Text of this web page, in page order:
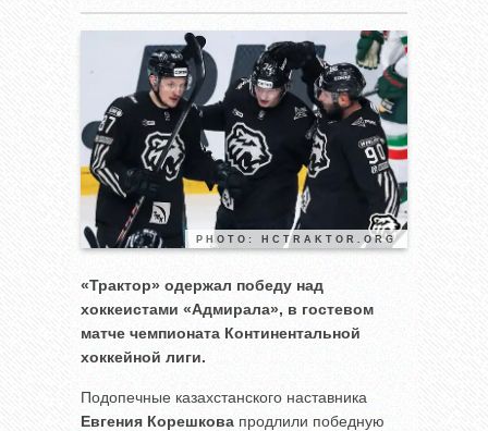
PHOTO: HCTRAKTOR.ORG
«Трактор» одержал победу над
хоккеистами «Адмирала», в гостевом
матче чемпионата Континентальной
хоккейной лиги.
Подопечные казахстанского наставника
Евгения Корешкова продлили победную